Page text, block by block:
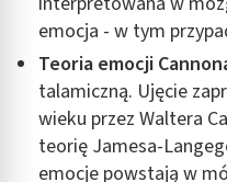
emocja - w tym
Teoria emocji
talamiczną. Ujęcie
wieku przez Waltera
teorię Jamesa-
emocje powstają w